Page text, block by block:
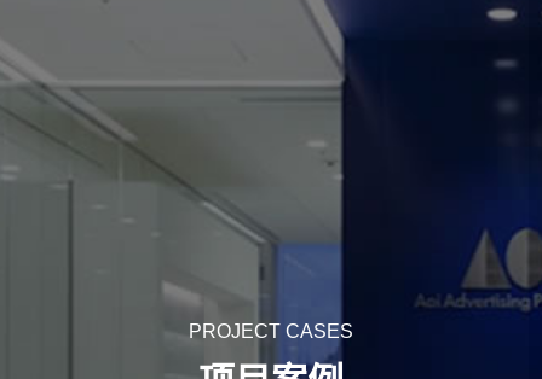
PROJECT CASES